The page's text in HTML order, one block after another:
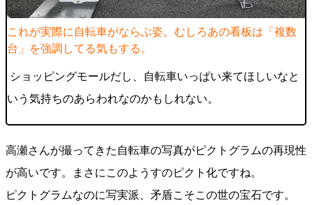
これが実際に自転車がならぶ姿。むしろあの看板は「複数
台」を強調してる気もする。
ショッピングモールだし、自転車いっぱい来てほしいなと
いう気持ちのあらわれなのかもしれない。
高瀬さんが撮ってきた自転車の写真がピクトグラムの再現性
が高いです。まさにこのようすのピクト化ですね。
ピクトグラムなのに写実派、矛盾こそこの世の宝石です。